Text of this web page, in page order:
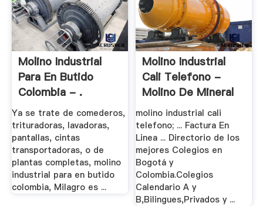
Molino Industrial
Para En Butido
Colombia - .
Ya se trate de comederos,
trituradoras, lavadoras,
pantallas, cintas
transportadoras, o de
plantas completas, molino
industrial para en butido
colombia, Milagro es ...
Molino Industrial
Cali Telefono -
Molino De Mineral
...
molino industrial cali
telefono; ... Factura En
Linea ... Directorio de los
mejores Colegios en
Bogotá y
Colombia.Colegios
Calendario A y
B,Bilingues,Privados y ...